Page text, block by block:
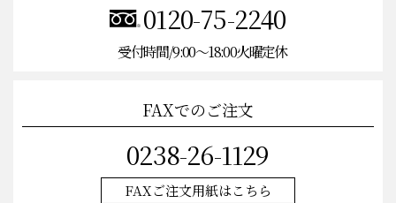
0120-75-2240
受付時間/9:00〜18:00火曜定休
FAXでのご注文
0238-26-1129
FAXご注文用紙はこちら